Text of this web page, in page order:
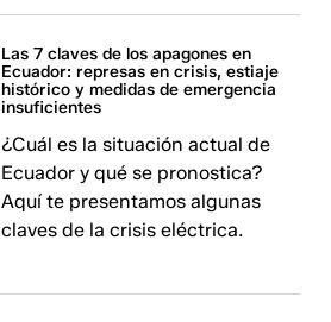
Las 7 claves de los apagones en
Ecuador: represas en crisis, estiaje
histórico y medidas de emergencia
insuficientes
¿Cuál es la situación actual de
Ecuador y qué se pronostica?
Aquí te presentamos algunas
claves de la crisis eléctrica.